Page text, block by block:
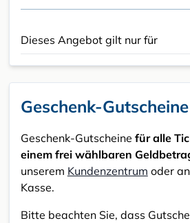
Dieses Angebot gilt nur für
Geschenk-Gutscheine
Geschenk-Gutscheine für alle
einem frei wählbaren
unserem Kundenzentrum oder
Kasse.
Bitte beachten Sie, dass